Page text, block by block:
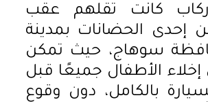
7 ركاب كانت تقلهم عقب
إحدى الحضانات بمدينة
سوهاج، حيث تمكن
الأطفال جميعًا قبل
بالكامل، دون وقوع